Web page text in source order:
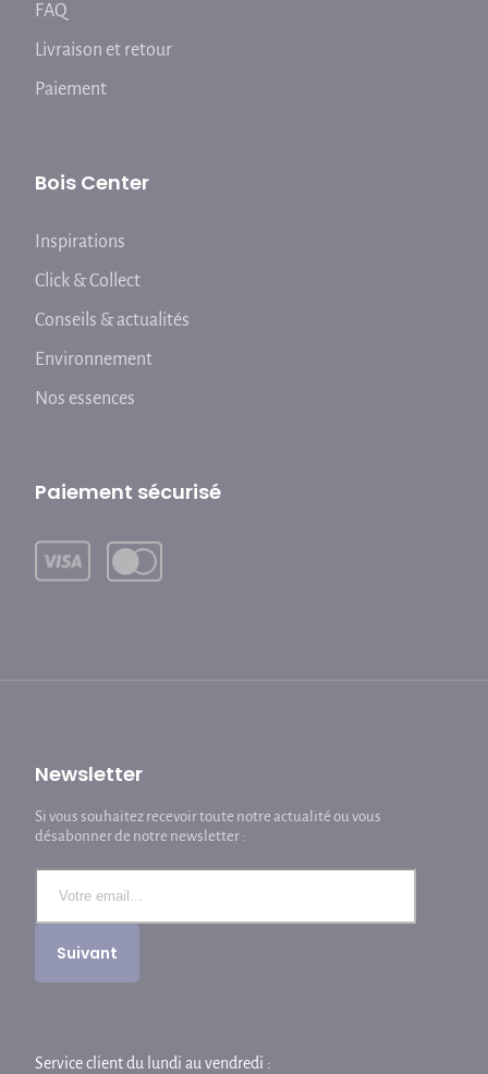
FAQ
Livraison et retour
Paiement
Bois Center
Inspirations
Click & Collect
Conseils & actualités
Environnement
Nos essences
Paiement sécurisé
Newsletter
Si vous souhaitez recevoir toute notre actualité ou vous
désabonner de notre newsletter :
Service client du lundi au vendredi :